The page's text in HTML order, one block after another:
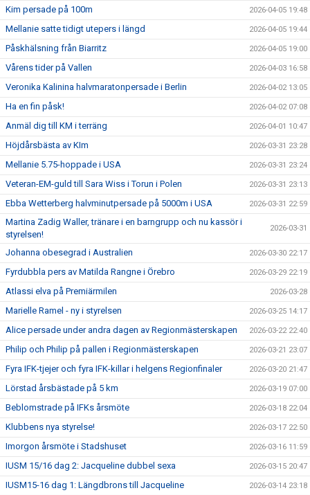
Kim persade på 100m 2026-04-05 19:48
Mellanie satte tidigt utepers i längd 2026-04-05 19:44
Påskhälsning från Biarritz 2026-04-05 19:00
Vårens tider på Vallen 2026-04-03 16:58
Veronika Kalinina halvmaratonpersade i Berlin 2026-04-02 13:05
Ha en fin påsk! 2026-04-02 07:08
Anmäl dig till KM i terräng 2026-04-01 10:47
Höjdårsbästa av KIm 2026-03-31 23:28
Mellanie 5.75-hoppade i USA 2026-03-31 23:24
Veteran-EM-guld till Sara Wiss i Torun i Polen 2026-03-31 23:13
Ebba Wetterberg halvminutpersade på 5000m i USA 2026-03-31 22:59
Martina Zadig Waller, tränare i en barngrupp och nu kassör i
styrelsen!
2026-03-31
Johanna obesegrad i Australien 2026-03-30 22:17
Fyrdubbla pers av Matilda Rangne i Örebro 2026-03-29 22:19
Atlassi elva på Premiärmilen 2026-03-28
Marielle Ramel - ny i styrelsen 2026-03-25 14:17
Alice persade under andra dagen av Regionmästerskapen 2026-03-22 22:40
Philip och Philip på pallen i Regionmästerskapen 2026-03-21 23:07
Fyra IFK-tjejer och fyra IFK-killar i helgens Regionfinaler 2026-03-20 21:47
Lörstad årsbästade på 5 km 2026-03-19 07:00
Beblomstrade på IFKs årsmöte 2026-03-18 22:04
Klubbens nya styrelse! 2026-03-17 22:50
Imorgon årsmöte i Stadshuset 2026-03-16 11:59
IUSM 15/16 dag 2: Jacqueline dubbel sexa 2026-03-15 20:47
IUSM15-16 dag 1: Längdbrons till Jacqueline 2026-03-14 23:18